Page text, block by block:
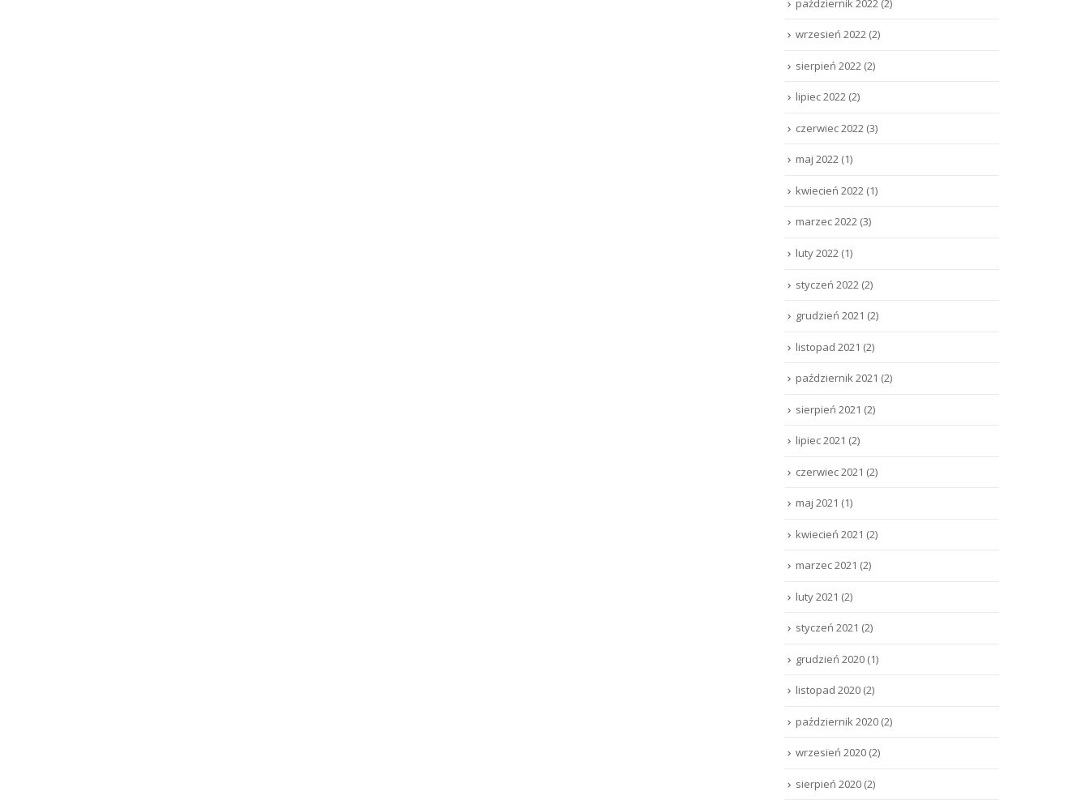
październik 2022 (2)
wrzesień 2022 (2)
sierpień 2022 (2)
lipiec 2022 (2)
czerwiec 2022 (3)
maj 2022 (1)
kwiecień 2022 (1)
marzec 2022 (3)
luty 2022 (1)
styczeń 2022 (2)
grudzień 2021 (2)
listopad 2021 (2)
październik 2021 (2)
sierpień 2021 (2)
lipiec 2021 (2)
czerwiec 2021 (2)
maj 2021 (1)
kwiecień 2021 (2)
marzec 2021 (2)
luty 2021 (2)
styczeń 2021 (2)
grudzień 2020 (1)
listopad 2020 (2)
październik 2020 (2)
wrzesień 2020 (2)
sierpień 2020 (2)